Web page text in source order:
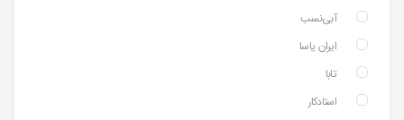
آبی‌نسب
ایران یاسا
تابا
استادکار